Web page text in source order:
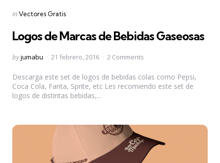
Categories
Posted
inVectores Gratis
Logos de Marcas de Bebidas Gaseosas
Posted
byjumabu 21 febrero, 2016 2 Comments
Descarga este set de logos de bebidas colas como Pepsi,
Coca Cola, Fanta, Sprite, etc Les recomiendo este set de
logos de distintas bebidas,...